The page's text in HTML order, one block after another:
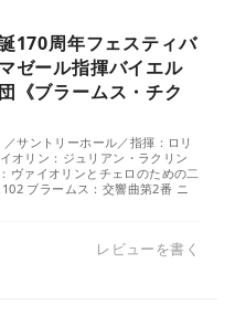
170周年フェスティバ
ゼール指揮バイエル
《ブラームス・チク
サントリーホール／指揮：ロリ
オリン：ジュリアン・ラクリン
ヴァイオリンとチェロのための二
ブラームス：交響曲第2番 ニ
レビューを書く